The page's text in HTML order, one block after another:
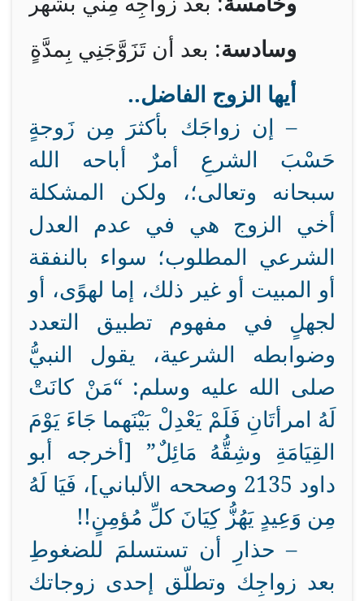
وسادسة: بعد أن تَزَوَّجَنِي بِمدَّةٍ،
أيها الزوج الفاضل..
– إن زواجَك بأكثرَ مِن زَوجةٍ
حَسْبَ الشرعِ أمرٌ أباحه الله
سبحانه وتعالى؛، ولكن المشكلة
أخي الزوج هي في عدم العدل
الشرعي المطلوب؛ سواء بالنفقة
أو المبيت أو غير ذلك، إما لهوًى، أو
لجهلٍ في مفهوم تطبيق التعدد
وضوابطه الشرعية، يقول النبيُّ
صلى الله عليه وسلم: “مَنْ كانَتْ
لَهُ امرأتَانِ فَلَمْ يَعْدِلْ بَيْنَهما جَاءَ يَوْمَ
القِيَامَةِ وشِقُّهُ مَائِلٌ” [أخرجه أبو
داود 2135 وصححه الألباني]، فَيَا لَهُ
مِن وَعِيدٍ يَهُزُّ كِيَانَ كلِّ مُؤمِنٍ!!
– حذارِ أن تستسلمَ للضغوطِ
بعد زواجِك وتطلّق إحدى زوجاتك